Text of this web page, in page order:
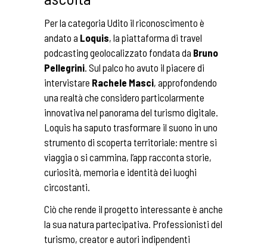
Per la categoria Udito il riconoscimento è
andato a Loquis, la piattaforma di travel
podcasting geolocalizzato fondata da Bruno
Pellegrini. Sul palco ho avuto il piacere di
intervistare Rachele Masci, approfondendo
una realtà che considero particolarmente
innovativa nel panorama del turismo digitale.
Loquis ha saputo trasformare il suono in uno
strumento di scoperta territoriale: mentre si
viaggia o si cammina, l’app racconta storie,
curiosità, memoria e identità dei luoghi
circostanti.
Ciò che rende il progetto interessante è anche
la sua natura partecipativa. Professionisti del
turismo, creator e autori indipendenti